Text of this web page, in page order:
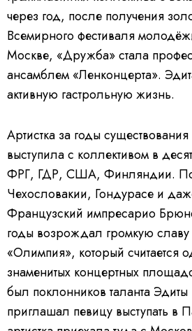
через год, после получения
Всемирного фестиваля
Москве, «Дружба» стала
ансамблем «Ленконцерта».
активную гастрольную жизнь.
Артистка за годы
выступила с коллективом в
ФРГ, ГДР, США, Финляндии.
Чехословакии, Гондурасе и
Французский импресарио
годы возрождал громкую славу
«Олимпия», который считается
знаменитых концертных
был поклонников таланта
приглашал певицу выступать в